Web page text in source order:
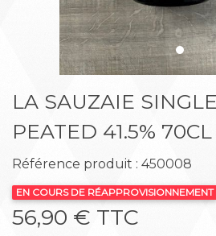
LA SAUZAIE
PEATED 41.5% 70CL
Référence produit : 450008
EN COURS DE RÉAPPROVISIONNEMENT
56,90 € TTC